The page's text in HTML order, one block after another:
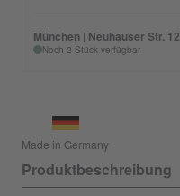
München | Neuhauser Str. 12
Noch 2 Stück verfügbar
Made in Germany
Produktbeschreibung